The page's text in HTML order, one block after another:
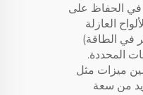
في الحفاظ على
العازلة
في الطاقة)
المحددة.
ميزات مثل
من سعة